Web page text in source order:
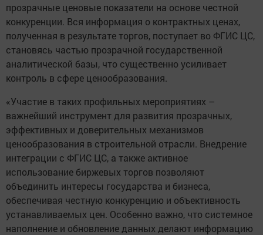
прозрачные ценовые показатели на основе честной
конкуренции. Вся информация о контрактных ценах,
полученная в результате торгов, поступает во ФГИС ЦС,
становясь частью прозрачной государственной
аналитической базы, что существенно усиливает
контроль в сфере ценообразования.
«Участие в таких профильных мероприятиях –
важнейший инструмент для развития прозрачных,
эффективных и доверительных механизмов
ценообразования в строительной отрасли. Внедрение
интеграции с ФГИС ЦС, а также активное
использование биржевых торгов позволяют
объединить интересы государства и бизнеса,
обеспечивая честную конкуренцию и объективность
устанавливаемых цен. Особенно важно, что системное
наполнение и обновление данных делают информацию